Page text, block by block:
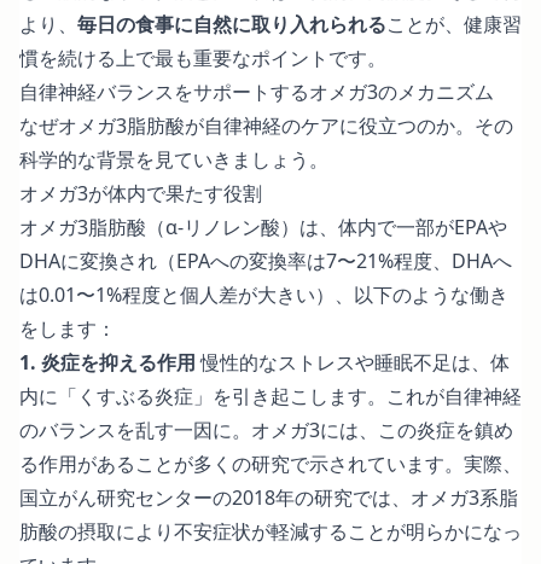
より、 毎日の食事に自然に取り入れられることが、健康習
慣を続ける上で最も重要なポイントです。
自律神経バランスをサポートするオメガ3のメカニズム
なぜオメガ3脂肪酸が自律神経のケアに役立つのか。その
科学的な背景を見ていきましょう。
オメガ3が体内で果たす役割
オメガ3脂肪酸（α-リノレン酸）は、体内で一部がEPAや
DHAに変換され（EPAへの変換率は7〜21%程度、DHAへ
は0.01〜1%程度と個人差が大きい）、以下のような働き
をします：
1. 炎症を抑える作用慢性的なストレスや睡眠不足は、体
内に「くすぶる炎症」を引き起こします。これが自律神経
のバランスを乱す一因に。オメガ3には、この炎症を鎮め
る作用があることが多くの研究で示されています。実際、
国立がん研究センターの2018年の研究では、オメガ3系脂
肪酸の摂取により不安症状が軽減することが明らかになっ